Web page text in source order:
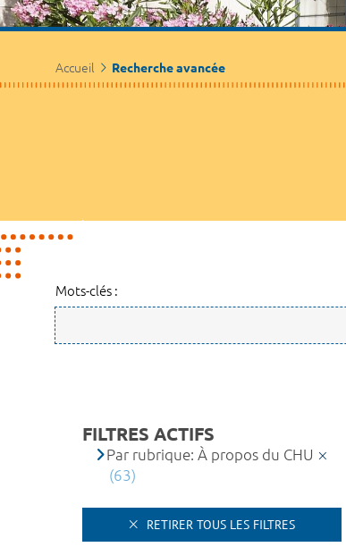
Accueil Recherche avancée
Mots-clés :
FILTRES ACTIFS
Par rubrique: À propos du CHU
(63)
RETIRER TOUS LES FILTRES